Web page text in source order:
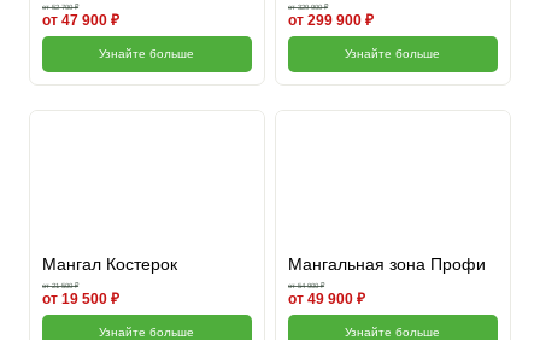
от 52 700 ₽
от 47 900 ₽
Узнайте больше
от 329 900 ₽
от 299 900 ₽
Узнайте больше
Мангал Костерок
от 21 500 ₽
от 19 500 ₽
Узнайте больше
Мангальная зона Профи
от 54 900 ₽
от 49 900 ₽
Узнайте больше